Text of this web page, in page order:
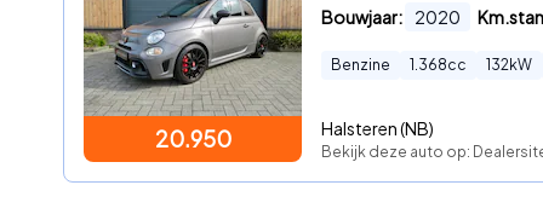
20.950
Bouwjaar: 2020
Benzine 1.368cc 132kW
Halsteren (NB)
Bekijk deze auto op: